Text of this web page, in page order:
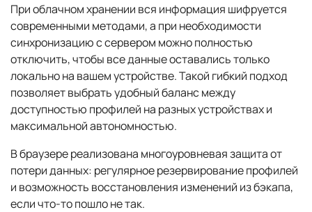
При облачном хранении вся информация шифруется
современными методами, а при необходимости
синхронизацию с сервером можно полностью
отключить, чтобы все данные оставались только
локально на вашем устройстве. Такой гибкий подход
позволяет выбрать удобный баланс между
доступностью профилей на разных устройствах и
максимальной автономностью.
В браузере реализована многоуровневая защита от
потери данных: регулярное резервирование профилей
и возможность восстановления изменений из бэкапа,
если что-то пошло не так.